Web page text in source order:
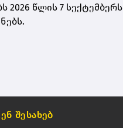
2026 წლის 7 სექტემბერს
შესახებ